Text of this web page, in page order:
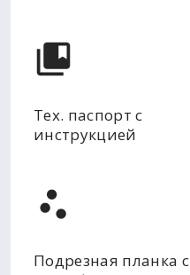
Тех. паспорт с
инструкцией
Подрезная планка с